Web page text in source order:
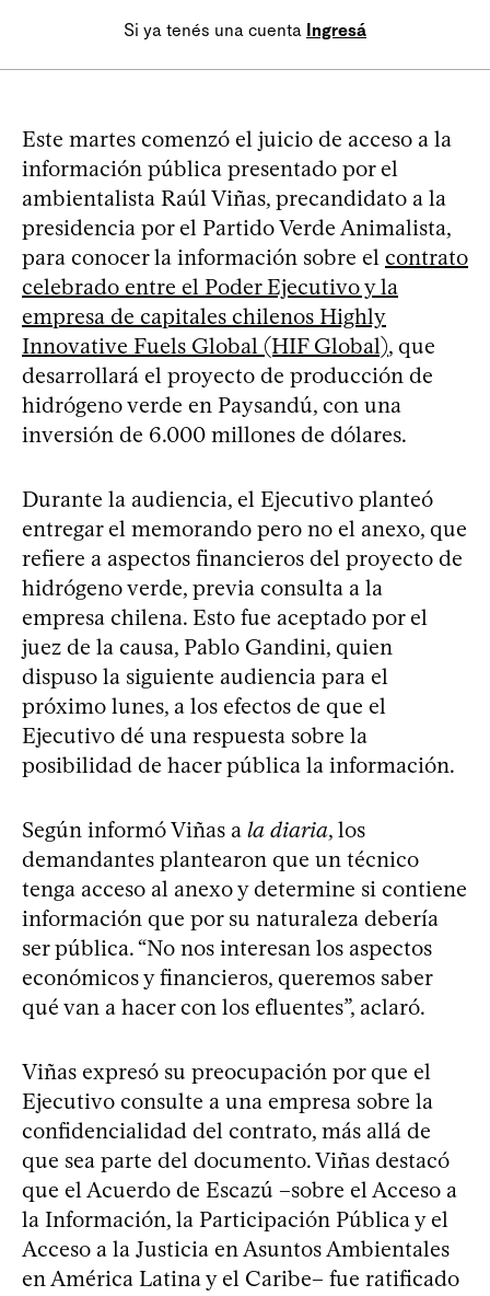
Si ya tenés una cuenta Ingresá
Este martes comenzó el juicio de acceso a la
información pública presentado por el
ambientalista Raúl Viñas, precandidato a la
presidencia por el Partido Verde Animalista,
para conocer la información sobre el contrato
celebrado entre el Poder Ejecutivo y la
empresa de capitales chilenos Highly
Innovative Fuels Global (HIF Global), que
desarrollará el proyecto de producción de
hidrógeno verde en Paysandú, con una
inversión de 6.000 millones de dólares.
Durante la audiencia, el Ejecutivo planteó
entregar el memorando pero no el anexo, que
refiere a aspectos financieros del proyecto de
hidrógeno verde, previa consulta a la
empresa chilena. Esto fue aceptado por el
juez de la causa, Pablo Gandini, quien
dispuso la siguiente audiencia para el
próximo lunes, a los efectos de que el
Ejecutivo dé una respuesta sobre la
posibilidad de hacer pública la información.
Según informó Viñas a la diaria, los
demandantes plantearon que un técnico
tenga acceso al anexo y determine si contiene
información que por su naturaleza debería
ser pública. “No nos interesan los aspectos
económicos y financieros, queremos saber
qué van a hacer con los efluentes”, aclaró.
Viñas expresó su preocupación por que el
Ejecutivo consulte a una empresa sobre la
confidencialidad del contrato, más allá de
que sea parte del documento. Viñas destacó
que el Acuerdo de Escazú –sobre el Acceso a
la Información, la Participación Pública y el
Acceso a la Justicia en Asuntos Ambientales
en América Latina y el Caribe– fue ratificado